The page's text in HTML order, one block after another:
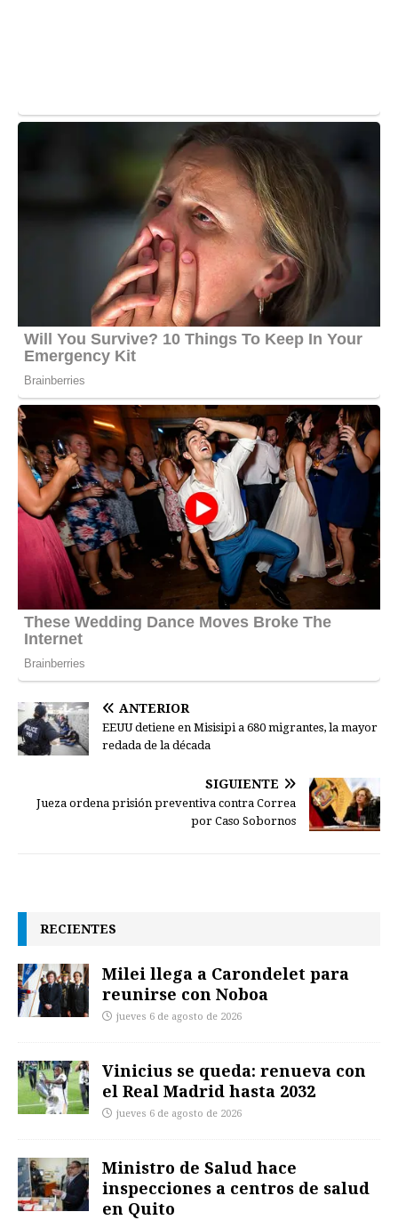
ANTERIOR
EEUU detiene en Misisipi a 680 migrantes, la mayor
redada de la década
SIGUIENTE
Jueza ordena prisión preventiva contra Correa
por Caso Sobornos
RECIENTES
Milei llega a Carondelet para
reunirse con Noboa
jueves 6 de agosto de 2026
Vinicius se queda: renueva con
el Real Madrid hasta 2032
jueves 6 de agosto de 2026
Ministro de Salud hace
inspecciones a centros de salud
en Quito